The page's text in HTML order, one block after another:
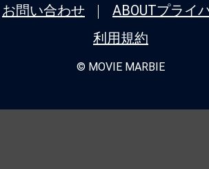
お問い合わせ ABOUTプライ
利用規約
© MOVIE MARBIE